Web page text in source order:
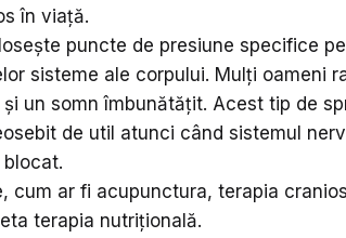
în viață.
puncte de presiune specifice
sisteme ale corpului. Mulți oameni
un somn îmbunătățit. Acest tip de
de util atunci când sistemul
cum ar fi acupunctura, terapia
terapia nutrițională.